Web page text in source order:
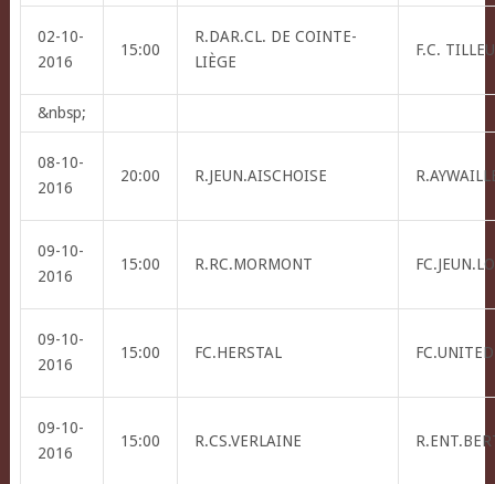
02-10-
2016
15:00
R.DAR.CL. DE COINTE-
LIÈGE
F.C.
&nbsp;
08-10-
2016
20:00 R.JEUN.AISCHOISE
09-10-
2016
15:00 R.RC.MORMONT
09-10-
2016
15:00 FC.HERSTAL
09-10-
2016
15:00 R.CS.VERLAINE